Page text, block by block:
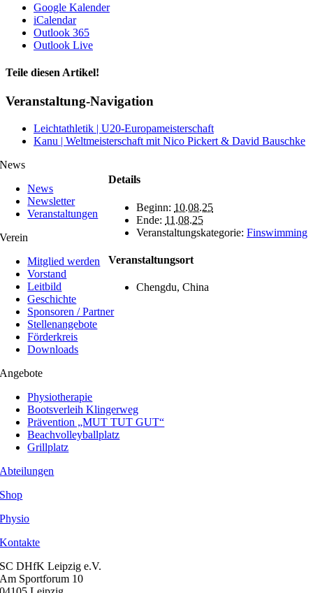
Google Kalender
iCalendar
Outlook 365
Outlook Live
Teile diesen Artikel!
Facebook
X
WhatsApp
Telegram
Veranstaltung-Navigation
Leichtathletik | U20-Europameisterschaft
Kanu | Weltmeisterschaft mit Nico Pickert & David Bauschke
Details
Beginn: 10.08.25
Ende: 11.08.25
Veranstaltungskategorie: Finswimming
Veranstaltungsort
Chengdu, China
News
News
Newsletter
Veranstaltungen
Verein
Mitglied werden
Vorstand
Leitbild
Geschichte
Sponsoren / Partner
Stellenangebote
Förderkreis
Downloads
Angebote
Physiotherapie
Bootsverleih Klingerweg
Prävention „MUT TUT GUT“
Beachvolleyballplatz
Grillplatz
Abteilungen
Shop
Physio
Kontakte
SC DHfK Leipzig e.V.
Am Sportforum 10